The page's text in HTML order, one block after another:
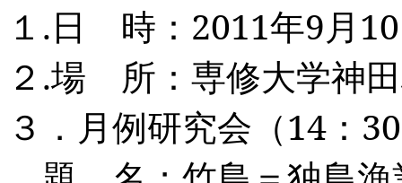
１ .日 時： 2011年9月10
２ .場 所：専修大学神
３．月例研究会（14 ： 30